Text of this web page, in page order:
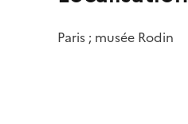
Paris ; musée Rodin